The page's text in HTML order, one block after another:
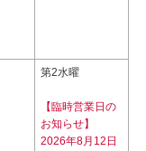
第2水曜
【臨時営業日の
お知らせ】
2026年8月12日